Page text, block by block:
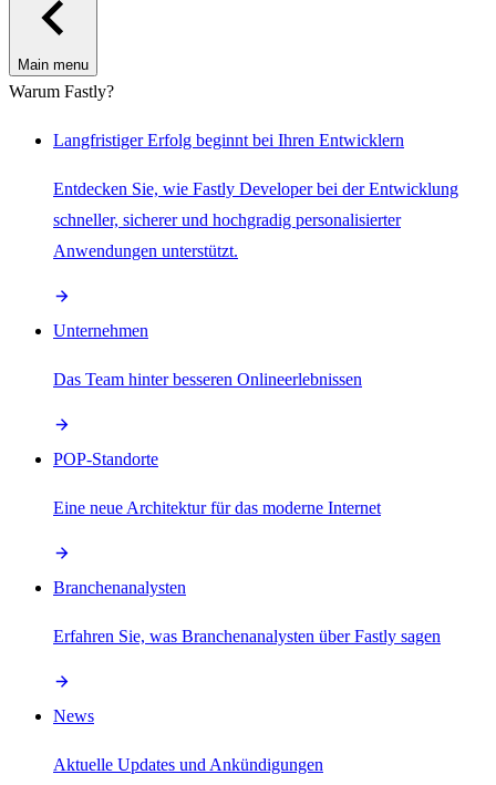
Main menu
Warum Fastly?
Langfristiger Erfolg beginnt bei Ihren Entwicklern
Entdecken Sie, wie Fastly Developer bei der Entwicklung
schneller, sicherer und hochgradig personalisierter
Anwendungen unterstützt.
Unternehmen
Das Team hinter besseren Onlineerlebnissen
POP-Standorte
Eine neue Architektur für das moderne Internet
Branchenanalysten
Erfahren Sie, was Branchenanalysten über Fastly sagen
News
Aktuelle Updates und Ankündigungen